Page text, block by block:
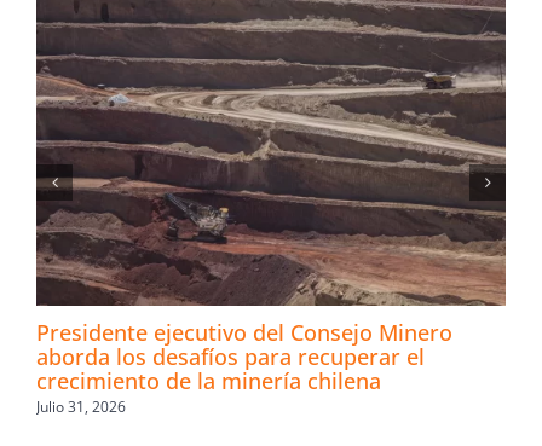
Presidente ejecutivo del Consejo Minero
aborda los desafíos para recuperar el
crecimiento de la minería chilena
Julio 31, 2026